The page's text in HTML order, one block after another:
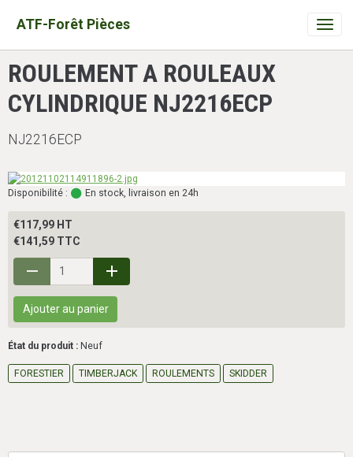
ATF-Forêt Pièces
ROULEMENT A ROULEAUX
CYLINDRIQUE NJ2216ECP
NJ2216ECP
Disponibilité : En stock, livraison en 24h
€117,99 HT
€141,59 TTC
Ajouter au panier
État du produit : Neuf
FORESTIER TIMBERJACK ROULEMENTS SKIDDER